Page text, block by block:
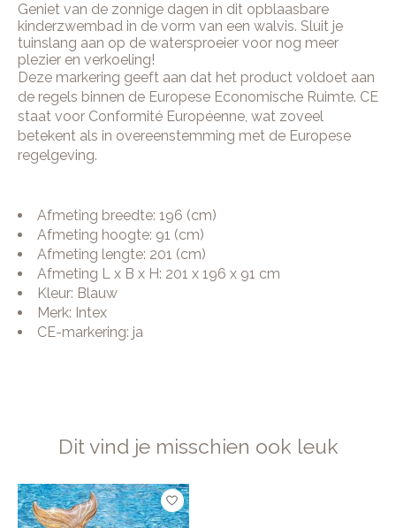
Geniet van de zonnige dagen in dit opblaasbare
kinderzwembad in de vorm van een walvis. Sluit je
tuinslang aan op de watersproeier voor nog meer
plezier en verkoeling!
Deze markering geeft aan dat het product voldoet aan
de regels binnen de Europese Economische Ruimte. CE
staat voor Conformité Européenne, wat zoveel
betekent als in overeenstemming met de Europese
regelgeving.
Afmeting breedte: 196 (cm)
Afmeting hoogte: 91 (cm)
Afmeting lengte: 201 (cm)
Afmeting L x B x H: 201 x 196 x 91 cm
Kleur: Blauw
Merk: Intex
CE-markering: ja
Dit vind je misschien ook leuk
Items van productcarrousel